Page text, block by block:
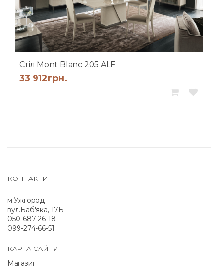
Cтіл Mont Blanc 205 ALF
33 912грн.
КОНТАКТИ
м.Ужгород
вул.Баб'яка, 17Б
050-687-26-18
099-274-66-51
КАРТА САЙТУ
Магазин